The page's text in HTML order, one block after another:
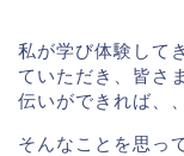
私が学び体験して
ていただき、皆さ
伝いができれば、
そんなことを思っ